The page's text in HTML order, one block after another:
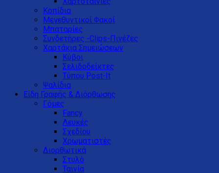
Κοπίδια
Μεγεθυντικοί Φακοί
Μπαταρίες
Συνδετήρες -Clips-Πινέζες
Χαρτάκια Σημειώσεων
Κύβοι
Σελιδοδείκτες
Τύπου Post-It
Ψαλίδια
Είδη Γραφής & Διόρθωσης
Γόμες
Fancy
Λευκές
Σχεδίου
Χρωματιστές
Διορθωτικά
Στυλό
Ταινία